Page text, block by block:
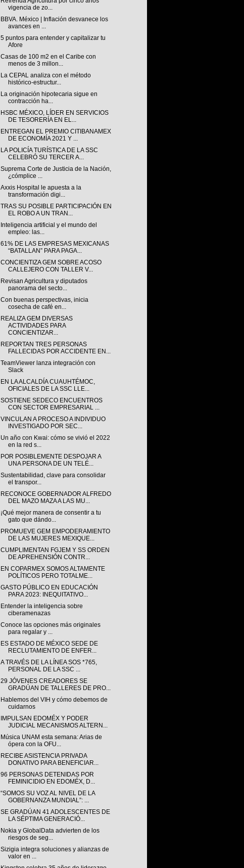
vigencia de zo...
BBVA. México | Inflación desvanece los
avances en ...
5 puntos para entender y capitalizar tu
Afore
Casas de 100 m2 en el Caribe con
menos de 3 millon...
La CEPAL analiza con el método
histórico-estructur...
La originación hipotecaria sigue en
contracción ha...
HSBC MÉXICO, LÍDER EN SERVICIOS
DE TESORERÍA EN EL...
ENTREGAN EL PREMIO CITIBANAMEX
DE ECONOMÍA 2021 Y ...
LA POLICÍA TURÍSTICA DE LA SSC
CELEBRÓ SU TERCER A...
Suprema Corte de Justicia de la Nación,
¿cómplice ...
Axxis Hospital le apuesta a la
transformación digi...
TRAS SU POSIBLE PARTICIPACIÓN EN
EL ROBO A UN TRAN...
Inteligencia artificial y el mundo del
empleo: las...
61% DE LAS EMPRESAS MEXICANAS
“BATALLAN” PARA PAGA...
CONCIENTIZA GEM SOBRE ACOSO
CALLEJERO CON TALLER V...
Revisan Agricultura y diputados
panorama del secto...
Con buenas perspectivas, inicia
cosecha de café en...
REALIZA GEM DIVERSAS
ACTIVIDADES PARA
CONCIENTIZAR...
REPORTAN TRES PERSONAS
FALLECIDAS POR ACCIDENTE EN...
TeamViewer lanza integración con
Slack
EN LA ALCALDÍA CUAUHTÉMOC,
OFICIALES DE LA SSC LLE...
SOSTIENE SEDECO ENCUENTROS
CON SECTOR EMPRESARIAL ...
VINCULAN A PROCESO A INDIVIDUO
INVESTIGADO POR SEC...
Un año con Kwai: cómo se vivió el 2022
en la red s...
POR POSIBLEMENTE DESPOJAR A
UNA PERSONA DE UN TELÉ...
Sustentabilidad, clave para consolidar
el transpor...
RECONOCE GOBERNADOR ALFREDO
DEL MAZO MAZA A LAS MU...
¡Qué mejor manera de consentir a tu
gato que dándo...
PROMUEVE GEM EMPODERAMIENTO
DE LAS MUJERES MEXIQUE...
CUMPLIMENTAN FGJEM Y SS ORDEN
DE APREHENSIÓN CONTR...
EN COPARMEX SOMOS ALTAMENTE
POLÍTICOS PERO TOTALME...
GASTO PÚBLICO EN EDUCACIÓN
PARA 2023: INEQUITATIVO...
Entender la inteligencia sobre
ciberamenazas
Conoce las opciones más originales
para regalar y ...
ES ESTADO DE MÉXICO SEDE DE
RECLUTAMIENTO DE ENFER...
A TRAVÉS DE LA LÍNEA SOS *765,
PERSONAL DE LA SSC ...
29 JÓVENES CREADORES SE
GRADÚAN DE TALLERES DE PRO...
Hablemos del VIH y cómo debemos de
cuidarnos
IMPULSAN EDOMÉX Y PODER
JUDICIAL MECANISMOS ALTERN...
Música UNAM esta semana: Arias de
ópera con la OFU...
RECIBE ASISTENCIA PRIVADA
DONATIVO PARA BENEFICIAR...
96 PERSONAS DETENIDAS POR
FEMINICIDIO EN EDOMÉX, D...
“SOMOS SU VOZ AL NIVEL DE LA
GOBERNANZA MUNDIAL”: ...
SE GRADÚAN 41 ADOLESCENTES DE
LA SÉPTIMA GENERACIÓ...
Nokia y GlobalData advierten de los
riesgos de seg...
Sizigia integra soluciones y alianzas de
valor en ...